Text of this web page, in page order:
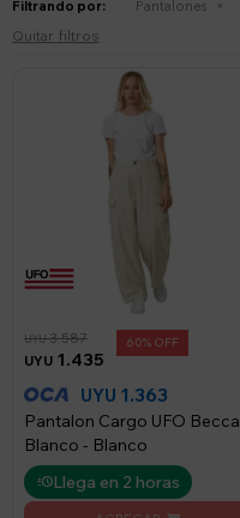
Filtrando por: Pantalones
Quitar filtros
UYU 1.435
UYU3.587 60
UYU 1.363
Pantalon Cargo UFO Becca
Blanco - Blanco
Llega en 2 horas